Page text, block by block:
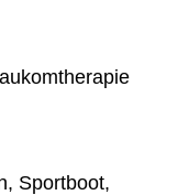
Sportboot,